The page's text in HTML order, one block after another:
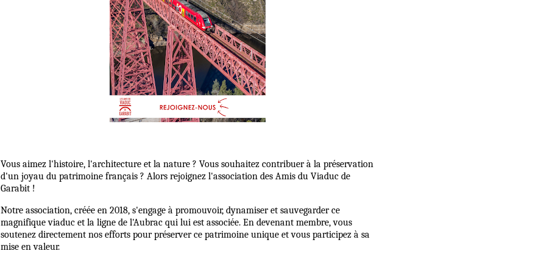
Vous aimez l'histoire, l'architecture et la nature ? Vous souhaitez contribuer à la préservation
d'un joyau du patrimoine français ? Alors rejoignez l'association des Amis du Viaduc de
Garabit !
Notre association, créée en 2018, s'engage à promouvoir, dynamiser et sauvegarder ce
magnifique viaduc et la ligne de l'Aubrac qui lui est associée. En devenant membre, vous
soutenez directement nos efforts pour préserver ce patrimoine unique et vous participez à sa
mise en valeur.